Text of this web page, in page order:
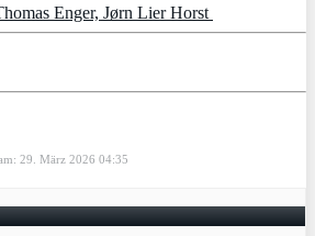
Enger, Jørn Lier Horst
29. März 2026 04:35